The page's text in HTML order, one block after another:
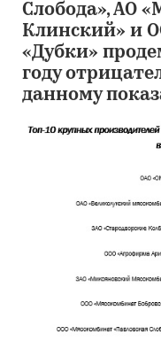
Слобода», АО
Клинский» и
«Дубки»
году
данному